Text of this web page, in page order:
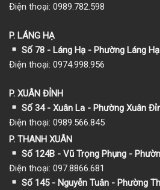
Điện thoại: 0989.782.598
P. LÁNG HẠ
Số 78 - Láng Hạ - Phường Láng Hạ
Điện thoại: 0974.998.956
P. XUÂN ĐỈNH
Số 34 - Xuân La - Phường Xuân
Điện thoại: 0989.566.845
P. THANH XUÂN
Số 124B - Vũ Trọng Phụng -
Điện thoại: 097.8866.681
Số 145 - Nguyễn Tuân - Phường